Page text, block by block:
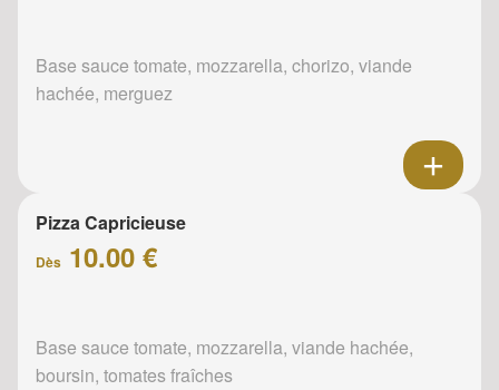
Base sauce tomate, mozzarella, chorizo, viande
hachée, merguez
Pizza Capricieuse
Dès 10.00 €
Base sauce tomate, mozzarella, viande hachée,
boursin, tomates fraîches